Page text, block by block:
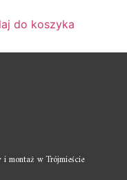
do koszyka
montaż w Trójmieście